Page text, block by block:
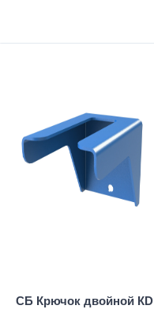
СБ Крючок двойной КD